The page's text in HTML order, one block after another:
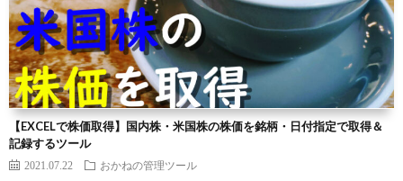
【EXCELで株価取得】国内株・米国株の株価を銘柄・日付指定で取得＆
記録するツール
2021.07.22 おかねの管理ツール